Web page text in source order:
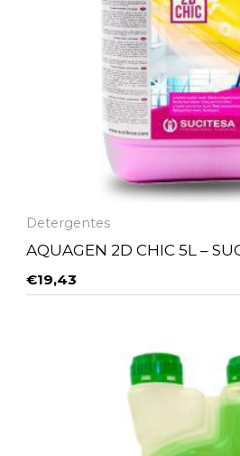
Detergentes
AQUAGEN 2D CHIC 5L –
€19,43